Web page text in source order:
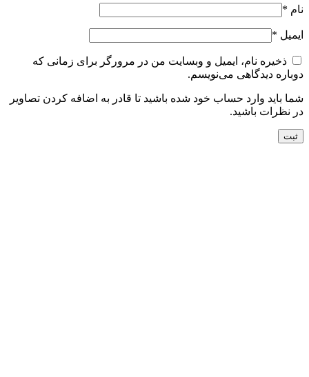
نام *
ایمیل *
ذخیره نام، ایمیل و وبسایت من در مرورگر برای زمانی که
دوباره دیدگاهی می‌نویسم.
شما باید وارد حساب خود شده باشید تا قادر به اضافه کردن تصاویر
در نظرات باشید.